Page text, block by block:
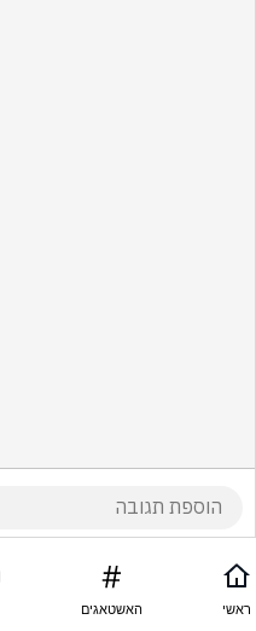
ראשי האשטאגים